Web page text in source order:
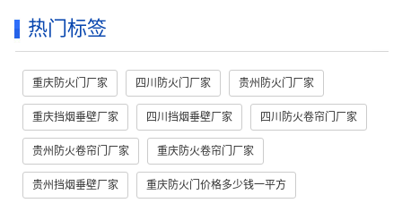
热门标签
重庆防火门厂家 四川防火门厂家 贵州防火门厂家
重庆挡烟垂壁厂家 四川挡烟垂壁厂家 四川防火卷帘门厂家
贵州防火卷帘门厂家 重庆防火卷帘门厂家
贵州挡烟垂壁厂家 重庆防火门价格多少钱一平方